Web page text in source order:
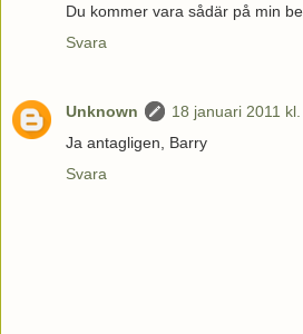
Du kommer vara sådär på min
Svara
Unknown
18 januari 2011
Ja antagligen, Barry
Svara